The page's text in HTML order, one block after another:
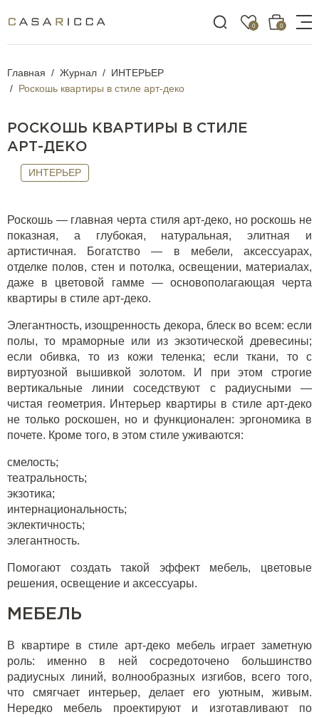
0 0
Главная Журнал
ИНТЕРЬЕР
Роскошь квартиры в стиле арт-деко
РОСКОШЬ КВАРТИРЫ В СТИЛЕ
АРТ-ДЕКО
ИНТЕРЬЕР
Роскошь — главная черта стиля арт-деко, но роскошь не
показная, а глубокая, натуральная, элитная и
артистичная. Богатство — в мебели, аксессуарах,
отделке полов, стен и потолка, освещении, материалах,
даже в цветовой гамме — основополагающая черта
квартиры в стиле арт-деко.
Элегантность, изощренность декора, блеск во всем: если
полы, то мраморные или из экзотической древесины;
если обивка, то из кожи теленка; если ткани, то с
виртуозной вышивкой золотом. И при этом строгие
вертикальные линии соседствуют с радиусными —
чистая геометрия. Интерьер квартиры в стиле арт-деко
не только роскошен, но и функционален: эргономика в
почете. Кроме того, в этом стиле уживаются:
смелость;
театральность;
экзотика;
интернациональность;
эклектичность;
элегантность.
Помогают создать такой эффект мебель, цветовые
решения, освещение и аксессуары.
МЕБЕЛЬ
В квартире в стиле арт-деко мебель играет заметную
роль: именно в ней сосредоточено большинство
радиусных линий, волнообразных изгибов, всего того,
что смягчает интерьер, делает его уютным, живым.
Нередко мебель проектируют и изготавливают по